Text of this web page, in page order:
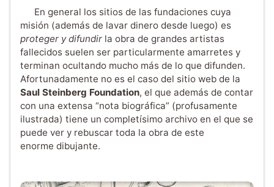
En general los sitios de las fundaciones cuya
misión (además de lavar dinero desde luego) es
proteger y difundir la obra de grandes artistas
fallecidos suelen ser particularmente amarretes y
terminan ocultando mucho más de lo que difunden.
Afortunadamente no es el caso del sitio web de la
Saul Steinberg Foundation, el que además de contar
con una extensa “nota biográfica” (profusamente
ilustrada) tiene un completísimo archivo en el que se
puede ver y rebuscar toda la obra de este
enorme dibujante.